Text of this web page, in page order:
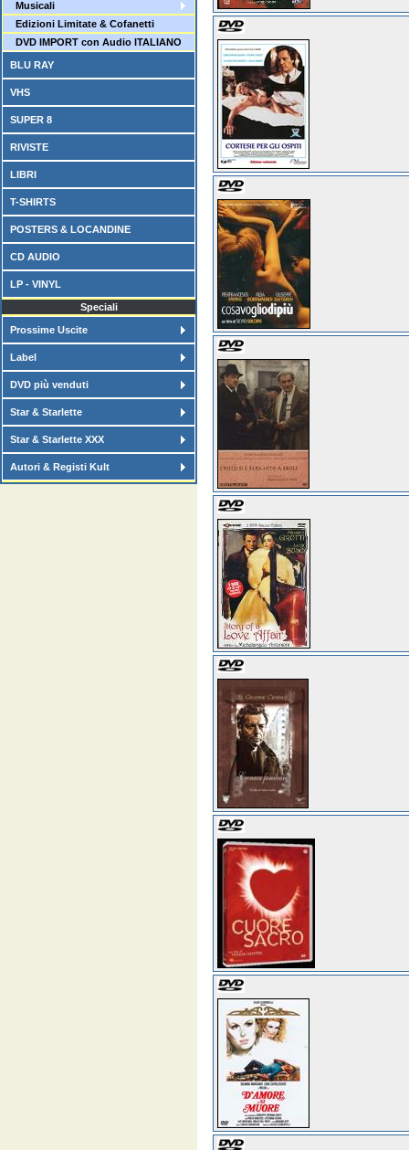
Musicali
Edizioni Limitate & Cofanetti
DVD IMPORT con Audio ITALIANO
BLU RAY
VHS
SUPER 8
RIVISTE
LIBRI
T-SHIRTS
POSTERS & LOCANDINE
CD AUDIO
LP - VINYL
Speciali
Prossime Uscite
Label
DVD più venduti
Star & Starlette
Star & Starlette XXX
Autori & Registi Kult